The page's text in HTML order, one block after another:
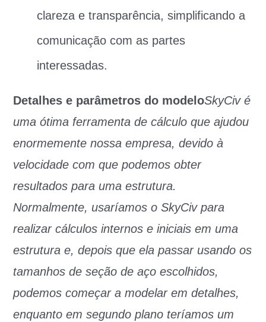
clareza e transparência, simplificando a
comunicação com as partes
interessadas.
Detalhes e parâmetros do modeloSkyCiv é
uma ótima ferramenta de cálculo que ajudou
enormemente nossa empresa, devido à
velocidade com que podemos obter
resultados para uma estrutura.
Normalmente, usaríamos o SkyCiv para
realizar cálculos internos e iniciais em uma
estrutura e, depois que ela passar usando os
tamanhos de seção de aço escolhidos,
podemos começar a modelar em detalhes,
enquanto em segundo plano teríamos um